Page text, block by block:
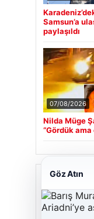
Samsun’a
paylaşıldı
07/08/2026
Nilda Müge
“Gördük ama
Son
Hastaş
Göz Atın